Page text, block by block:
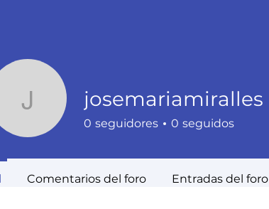
josemariamiralles
josemariamiralles
0 seguidores 0 seguidos
Comentarios del foro Entradas del foro